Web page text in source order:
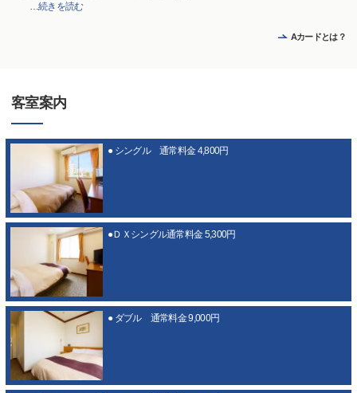
…続きを読む
Aカードとは？
客室案内
● シングル 通常料金 4,800円
●ＤＸシングル通常料金 5,300円
● ダブル 通常料金 9,000円